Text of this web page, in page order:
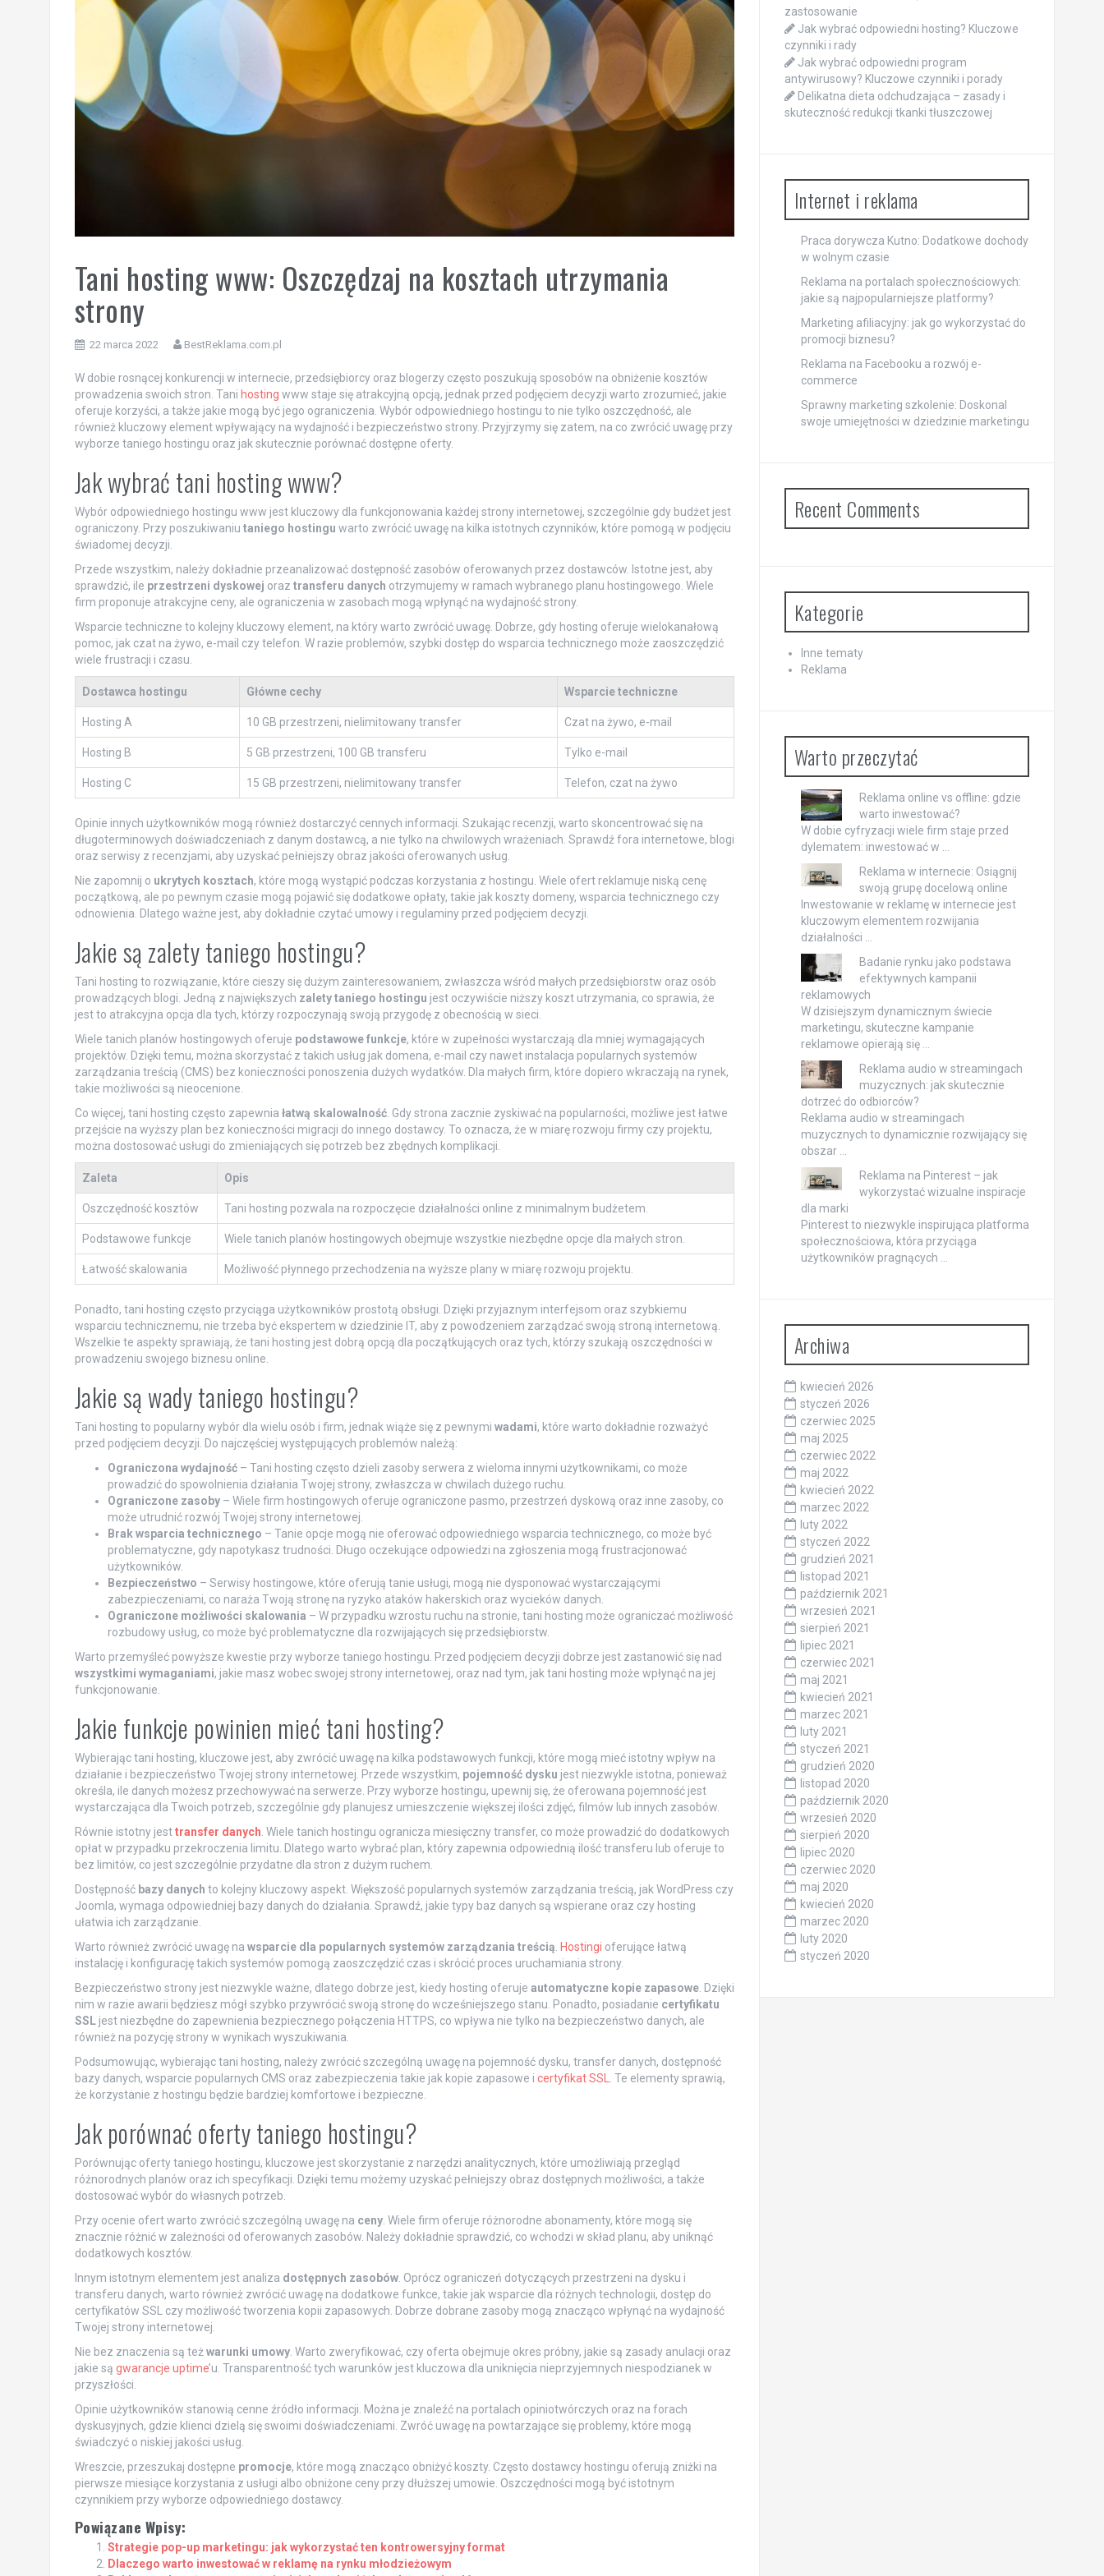
Tani hosting www: Oszczędzaj na kosztach utrzymania
strony
22 marca 2022 BestReklama.com.pl
W dobie rosnącej konkurencji w internecie, przedsiębiorcy oraz blogerzy często poszukują sposobów na obniżenie kosztów
prowadzenia swoich stron. Tani hosting www staje się atrakcyjną opcją, jednak przed podjęciem decyzji warto zrozumieć, jakie
oferuje korzyści, a także jakie mogą być jego ograniczenia. Wybór odpowiedniego hostingu to nie tylko oszczędność, ale
również kluczowy element wpływający na wydajność i bezpieczeństwo strony. Przyjrzymy się zatem, na co zwrócić uwagę przy
wyborze taniego hostingu oraz jak skutecznie porównać dostępne oferty.
Jak wybrać tani hosting www?
Wybór odpowiedniego hostingu www jest kluczowy dla funkcjonowania każdej strony internetowej, szczególnie gdy budżet jest
ograniczony. Przy poszukiwaniu taniego hostingu warto zwrócić uwagę na kilka istotnych czynników, które pomogą w podjęciu
świadomej decyzji.
Przede wszystkim, należy dokładnie przeanalizować dostępność zasobów oferowanych przez dostawców. Istotne jest, aby
sprawdzić, ile przestrzeni dyskowej oraz transferu danych otrzymujemy w ramach wybranego planu hostingowego. Wiele
firm proponuje atrakcyjne ceny, ale ograniczenia w zasobach mogą wpłynąć na wydajność strony.
Wsparcie techniczne to kolejny kluczowy element, na który warto zwrócić uwagę. Dobrze, gdy hosting oferuje wielokanałową
pomoc, jak czat na żywo, e-mail czy telefon. W razie problemów, szybki dostęp do wsparcia technicznego może zaoszczędzić
wiele frustracji i czasu.
Dostawca hostingu Główne cechy Wsparcie techniczne
Hosting A 10 GB przestrzeni, nielimitowany transfer Czat na żywo, e-mail
Hosting B 5 GB przestrzeni, 100 GB transferu Tylko e-mail
Hosting C 15 GB przestrzeni, nielimitowany transfer Telefon, czat na żywo
Opinie innych użytkowników mogą również dostarczyć cennych informacji. Szukając recenzji, warto skoncentrować się na
długoterminowych doświadczeniach z danym dostawcą, a nie tylko na chwilowych wrażeniach. Sprawdź fora internetowe, blogi
oraz serwisy z recenzjami, aby uzyskać pełniejszy obraz jakości oferowanych usług.
Nie zapomnij o ukrytych kosztach, które mogą wystąpić podczas korzystania z hostingu. Wiele ofert reklamuje niską cenę
początkową, ale po pewnym czasie mogą pojawić się dodatkowe opłaty, takie jak koszty domeny, wsparcia technicznego czy
odnowienia. Dlatego ważne jest, aby dokładnie czytać umowy i regulaminy przed podjęciem decyzji.
Jakie są zalety taniego hostingu?
Tani hosting to rozwiązanie, które cieszy się dużym zainteresowaniem, zwłaszcza wśród małych przedsiębiorstw oraz osób
prowadzących blogi. Jedną z największych zalety taniego hostingu jest oczywiście niższy koszt utrzymania, co sprawia, że
jest to atrakcyjna opcja dla tych, którzy rozpoczynają swoją przygodę z obecnością w sieci.
Wiele tanich planów hostingowych oferuje podstawowe funkcje, które w zupełności wystarczają dla mniej wymagających
projektów. Dzięki temu, można skorzystać z takich usług jak domena, e-mail czy nawet instalacja popularnych systemów
zarządzania treścią (CMS) bez konieczności ponoszenia dużych wydatków. Dla małych firm, które dopiero wkraczają na rynek,
takie możliwości są nieocenione.
Co więcej, tani hosting często zapewnia łatwą skalowalność. Gdy strona zacznie zyskiwać na popularności, możliwe jest łatwe
przejście na wyższy plan bez konieczności migracji do innego dostawcy. To oznacza, że w miarę rozwoju firmy czy projektu,
można dostosować usługi do zmieniających się potrzeb bez zbędnych komplikacji.
Zaleta Opis
Oszczędność kosztów Tani hosting pozwala na rozpoczęcie działalności online z minimalnym budżetem.
Podstawowe funkcje Wiele tanich planów hostingowych obejmuje wszystkie niezbędne opcje dla małych stron.
Łatwość skalowania Możliwość płynnego przechodzenia na wyższe plany w miarę rozwoju projektu.
Ponadto, tani hosting często przyciąga użytkowników prostotą obsługi. Dzięki przyjaznym interfejsom oraz szybkiemu
wsparciu technicznemu, nie trzeba być ekspertem w dziedzinie IT, aby z powodzeniem zarządzać swoją stroną internetową.
Wszelkie te aspekty sprawiają, że tani hosting jest dobrą opcją dla początkujących oraz tych, którzy szukają oszczędności w
prowadzeniu swojego biznesu online.
Jakie są wady taniego hostingu?
Tani hosting to popularny wybór dla wielu osób i firm, jednak wiąże się z pewnymi wadami, które warto dokładnie rozważyć
przed podjęciem decyzji. Do najczęściej występujących problemów należą:
Ograniczona wydajność– Tani hosting często dzieli zasoby serwera z wieloma innymi użytkownikami, co może
prowadzić do spowolnienia działania Twojej strony, zwłaszcza w chwilach dużego ruchu.
Ograniczone zasoby– Wiele firm hostingowych oferuje ograniczone pasmo, przestrzeń dyskową oraz inne zasoby, co
może utrudnić rozwój Twojej strony internetowej.
Brak wsparcia technicznego – Tanie opcje mogą nie oferować odpowiedniego wsparcia technicznego, co może być
problematyczne, gdy napotykasz trudności. Długo oczekujące odpowiedzi na zgłoszenia mogą frustracjonować
użytkowników.
Bezpieczeństwo – Serwisy hostingowe, które oferują tanie usługi, mogą nie dysponować wystarczającymi
zabezpieczeniami, co naraża Twoją stronę na ryzyko ataków hakerskich oraz wycieków danych.
Ograniczone możliwości skalowania – W przypadku wzrostu ruchu na stronie, tani hosting może ograniczać możliwość
rozbudowy usług, co może być problematyczne dla rozwijających się przedsiębiorstw.
Warto przemyśleć powyższe kwestie przy wyborze taniego hostingu. Przed podjęciem decyzji dobrze jest zastanowić się nad
wszystkimi wymaganiami, jakie masz wobec swojej strony internetowej, oraz nad tym, jak tani hosting może wpłynąć na jej
funkcjonowanie.
Jakie funkcje powinien mieć tani hosting?
Wybierając tani hosting, kluczowe jest, aby zwrócić uwagę na kilka podstawowych funkcji, które mogą mieć istotny wpływ na
działanie i bezpieczeństwo Twojej strony internetowej. Przede wszystkim, pojemność dysku jest niezwykle istotna, ponieważ
określa, ile danych możesz przechowywać na serwerze. Przy wyborze hostingu, upewnij się, że oferowana pojemność jest
wystarczająca dla Twoich potrzeb, szczególnie gdy planujesz umieszczenie większej ilości zdjęć, filmów lub innych zasobów.
Równie istotny jesttransfer danych. Wiele tanich hostingu ogranicza miesięczny transfer, co może prowadzić do dodatkowych
opłat w przypadku przekroczenia limitu. Dlatego warto wybrać plan, który zapewnia odpowiednią ilość transferu lub oferuje to
bez limitów, co jest szczególnie przydatne dla stron z dużym ruchem.
Dostępność bazy danych to kolejny kluczowy aspekt. Większość popularnych systemów zarządzania treścią, jak WordPress czy
Joomla, wymaga odpowiedniej bazy danych do działania. Sprawdź, jakie typy baz danych są wspierane oraz czy hosting
ułatwia ich zarządzanie.
Warto również zwrócić uwagę na wsparcie dla popularnych systemów zarządzania treścią. Hostingi oferujące łatwą
instalację i konfigurację takich systemów pomogą zaoszczędzić czas i skrócić proces uruchamiania strony.
Bezpieczeństwo strony jest niezwykle ważne, dlatego dobrze jest, kiedy hosting oferuje automatyczne kopie zapasowe. Dzięki
nim w razie awarii będziesz mógł szybko przywrócić swoją stronę do wcześniejszego stanu. Ponadto, posiadanie certyfikatu
SSLjest niezbędne do zapewnienia bezpiecznego połączenia HTTPS, co wpływa nie tylko na bezpieczeństwo danych, ale
również na pozycję strony w wynikach wyszukiwania.
Podsumowując, wybierając tani hosting, należy zwrócić szczególną uwagę na pojemność dysku, transfer danych, dostępność
bazy danych, wsparcie popularnych CMS oraz zabezpieczenia takie jak kopie zapasowe i certyfikat SSL. Te elementy sprawią,
że korzystanie z hostingu będzie bardziej komfortowe i bezpieczne.
Jak porównać oferty taniego hostingu?
Porównując oferty taniego hostingu, kluczowe jest skorzystanie z narzędzi analitycznych, które umożliwiają przegląd
różnorodnych planów oraz ich specyfikacji. Dzięki temu możemy uzyskać pełniejszy obraz dostępnych możliwości, a także
dostosować wybór do własnych potrzeb.
Przy ocenie ofert warto zwrócić szczególną uwagę na ceny. Wiele firm oferuje różnorodne abonamenty, które mogą się
znacznie różnić w zależności od oferowanych zasobów. Należy dokładnie sprawdzić, co wchodzi w skład planu, aby uniknąć
dodatkowych kosztów.
Innym istotnym elementem jest analiza dostępnych zasobów. Oprócz ograniczeń dotyczących przestrzeni na dysku i
transferu danych, warto również zwrócić uwagę na dodatkowe funkce, takie jak wsparcie dla różnych technologii, dostęp do
certyfikatów SSL czy możliwość tworzenia kopii zapasowych. Dobrze dobrane zasoby mogą znacząco wpłynąć na wydajność
Twojej strony internetowej.
Nie bez znaczenia są teżwarunki umowy. Warto zweryfikować, czy oferta obejmuje okres próbny, jakie są zasady anulacji oraz
jakie są gwarancje uptime’u. Transparentność tych warunków jest kluczowa dla uniknięcia nieprzyjemnych niespodzianek w
przyszłości.
Opinie użytkowników stanowią cenne źródło informacji. Można je znaleźć na portalach opiniotwórczych oraz na forach
dyskusyjnych, gdzie klienci dzielą się swoimi doświadczeniami. Zwróć uwagę na powtarzające się problemy, które mogą
świadczyć o niskiej jakości usług.
Wreszcie, przeszukaj dostępne promocje, które mogą znacząco obniżyć koszty. Często dostawcy hostingu oferują zniżki na
pierwsze miesiące korzystania z usługi albo obniżone ceny przy dłuższej umowie. Oszczędności mogą być istotnym
czynnikiem przy wyborze odpowiedniego dostawcy.
Powiązane Wpisy:
Strategie pop-up marketingu: jak wykorzystać ten kontrowersyjny format
Dlaczego warto inwestować w reklamę na rynku młodzieżowym
zastosowanie
Jak wybrać odpowiedni hosting? Kluczowe
czynniki i rady
Jak wybrać odpowiedni program
antywirusowy? Kluczowe czynniki i porady
Delikatna dieta odchudzająca – zasady i
skuteczność redukcji tkanki tłuszczowej
Internet i reklama
Praca dorywcza Kutno: Dodatkowe dochody
w wolnym czasie
Reklama na portalach społecznościowych:
jakie są najpopularniejsze platformy?
Marketing afiliacyjny: jak go wykorzystać do
promocji biznesu?
Reklama na Facebooku a rozwój e-
commerce
Sprawny marketing szkolenie: Doskonal
swoje umiejętności w dziedzinie marketingu
Recent Comments
Kategorie
Inne tematy
Reklama
Warto przeczytać
Reklama online vs offline: gdzie
warto inwestować?
W dobie cyfryzacji wiele firm staje przed
dylematem: inwestować w …
Reklama w internecie: Osiągnij
swoją grupę docelową online
Inwestowanie w reklamę w internecie jest
kluczowym elementem rozwijania
działalności …
Badanie rynku jako podstawa
efektywnych kampanii
reklamowych
W dzisiejszym dynamicznym świecie
marketingu, skuteczne kampanie
reklamowe opierają się …
Reklama audio w streamingach
muzycznych: jak skutecznie
dotrzeć do odbiorców?
Reklama audio w streamingach
muzycznych to dynamicznie rozwijający się
obszar …
Reklama na Pinterest – jak
wykorzystać wizualne inspiracje
dla marki
Pinterest to niezwykle inspirująca platforma
społecznościowa, która przyciąga
użytkowników pragnących …
Archiwa
kwiecień 2026
styczeń 2026
czerwiec 2025
maj 2025
czerwiec 2022
maj 2022
kwiecień 2022
marzec 2022
luty 2022
styczeń 2022
grudzień 2021
listopad 2021
październik 2021
wrzesień 2021
sierpień 2021
lipiec 2021
czerwiec 2021
maj 2021
kwiecień 2021
marzec 2021
luty 2021
styczeń 2021
grudzień 2020
listopad 2020
październik 2020
wrzesień 2020
sierpień 2020
lipiec 2020
czerwiec 2020
maj 2020
kwiecień 2020
marzec 2020
luty 2020
styczeń 2020